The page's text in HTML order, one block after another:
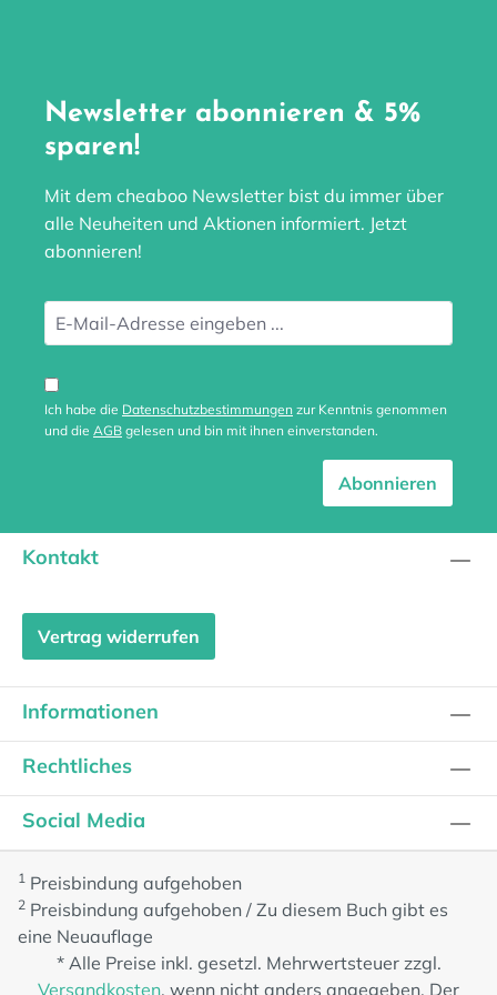
Newsletter abonnieren & 5%
sparen!
Mit dem cheaboo Newsletter bist du immer über
alle Neuheiten und Aktionen informiert. Jetzt
abonnieren!
Ich habe die Datenschutzbestimmungen zur Kenntnis genommen
und die AGB gelesen und bin mit ihnen einverstanden.
Abonnieren
Kontakt
Vertrag widerrufen
Informationen
Rechtliches
Social Media
1 Preisbindung aufgehoben
2 Preisbindung aufgehoben / Zu diesem Buch gibt es
eine Neuauflage
* Alle Preise inkl. gesetzl. Mehrwertsteuer zzgl.
Versandkosten, wenn nicht anders angegeben. Der